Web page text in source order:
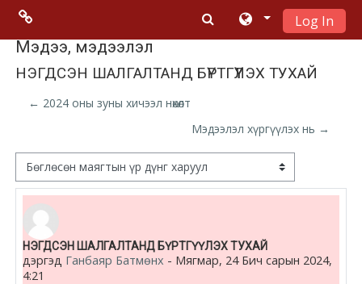
Menu 2
Moodle
Moodle
free support
Moodle
development
Log In
Мэдээ, мэдээлэл
НЭГДСЭН ШАЛГАЛТАНД БҮРТГҮҮЛЭХ ТУХАЙ
← 2024 оны зуны хичээл нөхөлт
Мэдээлэл хүргүүлэх нь →
Дэлгэцний горим
НЭГДСЭН ШАЛГАЛТАНД БҮРТГҮҮЛЭХ ТУХАЙ
дэргэд Ганбаяр Батмөнх - Мягмар, 24 Бич сарын 2024,
4:21
Number of replies: 0